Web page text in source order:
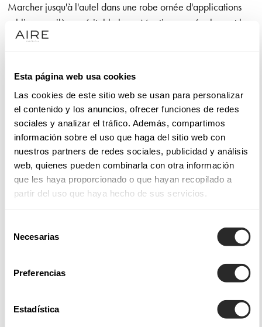
Esta página web usa cookies
Las cookies de este sitio web se usan para personalizar
el contenido y los anuncios, ofrecer funciones de redes
sociales y analizar el tráfico. Además, compartimos
información sobre el uso que haga del sitio web con
nuestros partners de redes sociales, publicidad y análisis
web, quienes pueden combinarla con otra información
que les haya proporcionado o que hayan recopilado a
partir del uso que haya hecho de sus servicios.
Necesarias
Preferencias
Estadística
Marcher jusqu'à l'autel dans une robe ornée d'applications
sublimes, voilà un véritable luxe. Mentionnons également les
designs aux lignes épurées qui offrent à la mariée une grande
tissus nobles utilisés pour chaque modèle, un régal pour la
Tissus et styles de nos robes de mariée
Les robes de mariée Aire Barcelona intègrent des finitions et
des applications qui permettent de créer des modèles
magnifiques et saisissants, telles lesrobes de mariée de
coupe sirène, ajustées du bustier jusqu'aux hanches, afin
Barcelona, Aire Boho, Aire Royale et Aire Diamond, vous
mais également des tissus légers soigneusement sélectionnés
qui offrent un tombé fluide ou des dentelles subtiles pour